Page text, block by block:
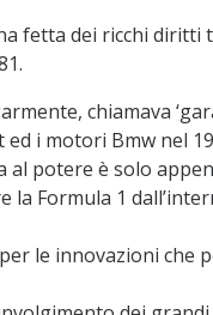
fetta dei ricchi diritti
chiamava
i motori Bmw nel
al potere è solo
la Formula 1
le innovazioni che